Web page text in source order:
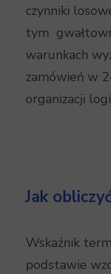
czynniki
tym
warunkach
zamówień w
organizacji
Jak
Wskaźnik
podstawie